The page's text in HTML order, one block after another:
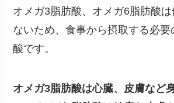
オメガ3脂肪酸、オメガ6脂肪酸は
ないため、食事から摂取する必
酸です。
オメガ3脂肪酸は心臓、皮膚など